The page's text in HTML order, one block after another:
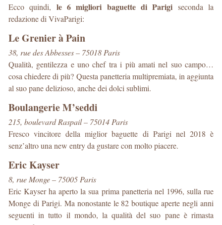
Ecco quindi, le 6 migliori baguette di Parigi seconda la
redazione di VivaParigi:
Le Grenier à Pain
38, rue des Abbesses – 75018 Paris
Qualità, gentilezza e uno chef tra i più amati nel suo campo…
cosa chiedere di più? Questa panetteria multipremiata, in aggiunta
al suo pane delizioso, anche dei dolci sublimi.
Boulangerie M’seddi
215, boulevard Raspail – 75014 Paris
Fresco vincitore della miglior baguette di Parigi nel 2018 è
senz’altro una new entry da gustare con molto piacere.
Eric Kayser
8, rue Monge – 75005 Paris
Eric Kayser ha aperto la sua prima panetteria nel 1996, sulla rue
Monge di Parigi. Ma nonostante le 82 boutique aperte negli anni
seguenti in tutto il mondo, la qualità del suo pane è rimasta